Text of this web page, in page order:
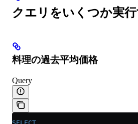
クエリをいくつか実
料理の過去平均価格
Query